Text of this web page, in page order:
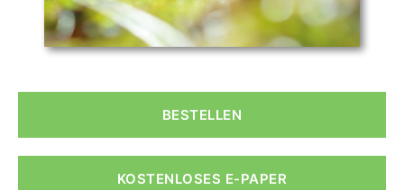
BESTELLEN
KOSTENLOSES E-PAPER